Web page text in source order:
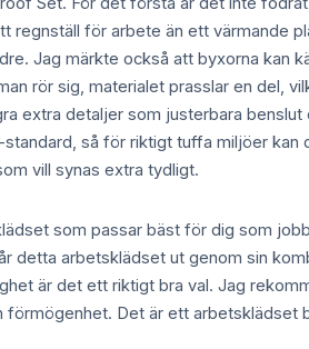
för arbete än ett värmande
Jag märkte också att byxorna kan
rör sig, materialet prasslar en del,
extra detaljer som justerbara
så för riktigt tuffa miljöer kan
vill synas extra tydligt.
som passar bäst för dig som
arbetsklädset ut genom sin
är det ett riktigt bra val. Jag
Det är ett arbetsklädset